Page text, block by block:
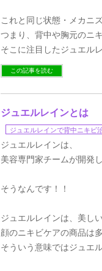
これと同じ状態・メカニ
つまり、背中や胸元のニ
そこに注目したジュエル
この記事を読む
ジュエルレインとは
ジュエルレインで背中ニキビ
ジュエルレインは、
美容専門家チームが開発
そうなんです！！
ジュエルレインは、美し
顔のニキビケアの商品は
そういう意味ではジュエ